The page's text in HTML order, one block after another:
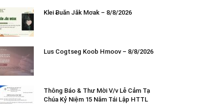
Klei Ƀuăn Jăk Mơak – 8/8/2026
Lus Cogtseg Koob Hmoov – 8/8/2026
Thông Báo & Thư Mời V/v Lễ Cảm Tạ
Chúa Kỷ Niệm 15 Năm Tái Lập HTTL